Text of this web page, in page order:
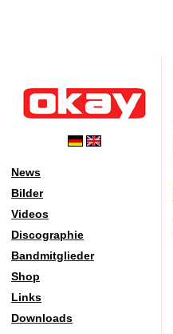
News
Bilder
Videos
Discographie
Bandmitglieder
Shop
Links
Downloads